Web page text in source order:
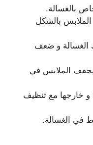
بالغسالة.
بالشكل
و ضعف
مجفف الملابس في
و خارجها مع تنظيف
في الغسالة.